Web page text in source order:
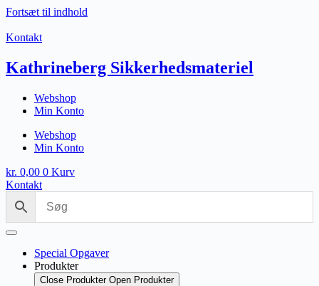
Fortsæt til indhold
Kontakt
Kathrineberg Sikkerhedsmateriel
Webshop
Min Konto
Webshop
Min Konto
kr. 0,00 0 Kurv
Kontakt
Special Opgaver
Produkter
Close Produkter Open Produkter